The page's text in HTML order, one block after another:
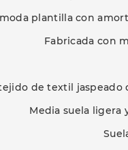
plantilla con
Fabricada con
de textil
Media suela ligera